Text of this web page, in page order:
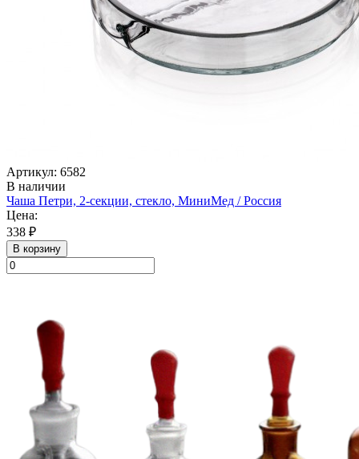
Артикул: 6582
В наличии
Чаша Петри, 2-секции, стекло, МиниМед / Россия
Цена:
338 ₽
В корзину